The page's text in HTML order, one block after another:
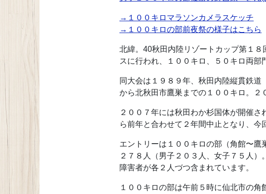
→１００キロマラソンカメラスケッチ
→１００キロの部前夜祭の様子はこちら
北緯。40秋田内陸リゾートカップ第１
スに行われ、１００キロ、５０キロ両部
同大会は１９８９年、秋田内陸縦貫鉄
から北秋田市鷹巣までの１００キロ。２
２００７年には秋田わか杉国体が開催
ら前年と合わせて２年間中止となり、今
エントリーは１００キロの部（角館〜
２７８人（男子２０３人、女子７５人
障害者が各２人づつ含まれています。
１００キロの部は午前５時に仙北市の